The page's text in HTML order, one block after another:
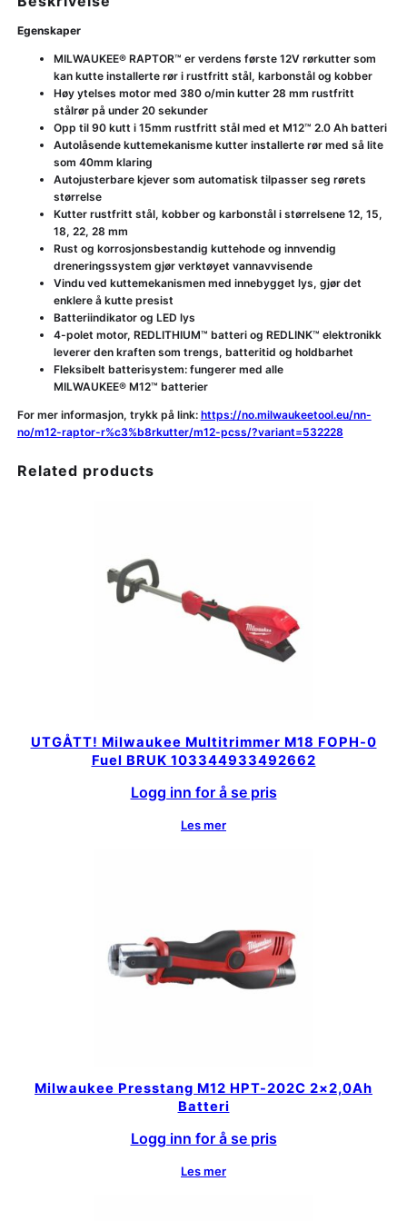
Egenskaper
MILWAUKEE® RAPTOR™ er verdens første 12V rørkutter som
kan kutte installerte rør i rustfritt stål, karbonstål og kobber
Høy ytelses motor med 380 o/min kutter 28 mm rustfritt
stålrør på under 20 sekunder
Opp til 90 kutt i 15mm rustfritt stål med et M12™ 2.0 Ah batteri
Autolåsende kuttemekanisme kutter installerte rør med så lite
som 40mm klaring
Autojusterbare kjever som automatisk tilpasser seg rørets
størrelse
Kutter rustfritt stål, kobber og karbonstål i størrelsene 12, 15,
18, 22, 28 mm
Rust og korrosjonsbestandig kuttehode og innvendig
dreneringssystem gjør verktøyet vannavvisende
Vindu ved kuttemekanismen med innebygget lys, gjør det
enklere å kutte presist
Batteriindikator og LED lys
4-polet motor, REDLITHIUM™ batteri og REDLINK™ elektronikk
leverer den kraften som trengs, batteritid og holdbarhet
Fleksibelt batterisystem: fungerer med alle
MILWAUKEE® M12™ batterier
For mer informasjon, trykk på link: https://no.milwaukeetool.eu/nn-
no/m12-raptor-r%c3%b8rkutter/m12-pcss/?variant=532228
Related products
UTGÅTT! Milwaukee Multitrimmer M18 FOPH-0
Fuel BRUK 103344933492662
Logg inn for å se pris
Les mer
Milwaukee Presstang M12 HPT-202C 2×2,0Ah
Batteri
Logg inn for å se pris
Les mer